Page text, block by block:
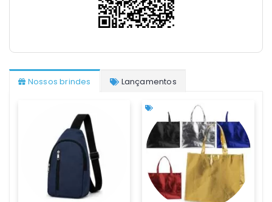
Nossos brindes Lançamentos